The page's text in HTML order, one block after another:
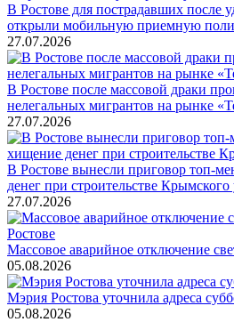
В Ростове для пострадавших после
открыли мобильную приемную
27.07.2026
В Ростове после массовой драки
нелегальных мигрантов на рынке
27.07.2026
В Ростове вынесли приговор топ-
денег при строительстве Крымского
27.07.2026
Массовое аварийное отключение
05.08.2026
Мэрия Ростова уточнила адреса
05.08.2026